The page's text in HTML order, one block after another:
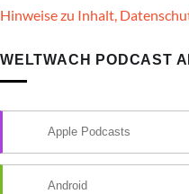
Hinweise zu Inhalt,
WELTWACH PODCAST
Apple Podcasts
Android